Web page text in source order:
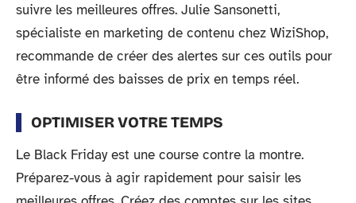
suivre les meilleures offres. Julie Sansonetti,
spécialiste en marketing de contenu chez WiziShop,
recommande de créer des alertes sur ces outils pour
être informé des baisses de prix en temps réel.
OPTIMISER VOTRE TEMPS
Le Black Friday est une course contre la montre.
Préparez-vous à agir rapidement pour saisir les